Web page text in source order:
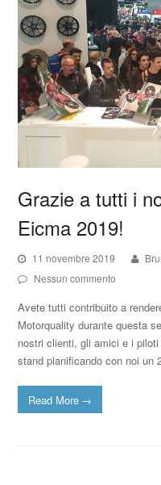
Grazie a tutti i
Eicma 2019!
11 novembre 2019
Nessun commento
Avete tutti contribuito a
Motorquality durante questa
nostri clienti, gli amici e i
stand pianificando con noi un
Read More →